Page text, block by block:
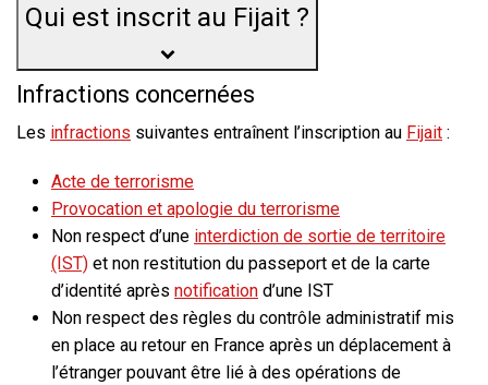
Qui est inscrit au Fijait ?
Infractions concernées
Les infractions suivantes entraînent l’inscription au Fijait :
Acte de terrorisme
Provocation et apologie du terrorisme
Non respect d’une interdiction de sortie de territoire
(IST) et non restitution du passeport et de la carte
d’identité après notification d’une IST
Non respect des règles du contrôle administratif mis
en place au retour en France après un déplacement à
l’étranger pouvant être lié à des opérations de